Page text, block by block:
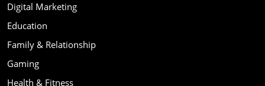
Digital Marketing
Education
Family & Relationship
Gaming
Health & Fitness